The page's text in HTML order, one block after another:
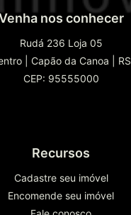
nos conhecer
Rudá 236 Loja 05
Capão da Canoa
RS
CEP: 95555000
Recursos
Cadastre seu imóvel
Encomende seu imóvel